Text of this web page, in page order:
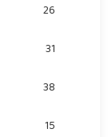
26
31
38
15